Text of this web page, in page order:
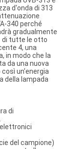
d'onda di 313
340 perché
gradualmente
di tutte le otto
4, una
in modo che la
da una nuova
un'energia
della lampada
di
del campione)